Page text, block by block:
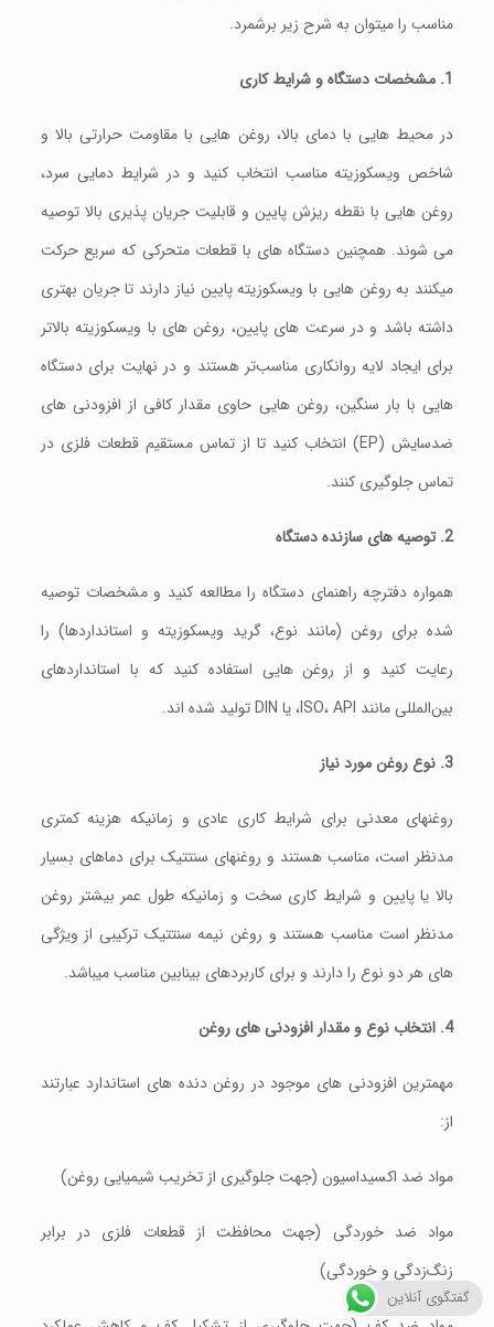
مناسب را میتوان به شرح زیر برشمرد.
1. مشخصات دستگاه و شرایط کاری
در محیط‌ هایی با دمای بالا، روغن‌ هایی با مقاومت حرارتی بالا و
شاخص ویسکوزیته مناسب انتخاب کنید و در شرایط دمایی سرد،
روغن‌ هایی با نقطه ریزش پایین و قابلیت جریان‌ پذیری بالا توصیه
می‌ شوند. همچنین دستگاه‌ های با قطعات متحرکی که سریع حرکت
میکنند به روغن‌ هایی با ویسکوزیته پایین نیاز دارند تا جریان بهتری
داشته باشد و در سرعت‌ های پایین، روغن‌ های با ویسکوزیته بالاتر
برای ایجاد لایه روانکاری مناسب‌تر هستند و در نهایت برای دستگاه‌
هایی با بار سنگین، روغن‌ هایی حاوی مقدار کافی از افزودنی‌ های
ضدسایش (EP) انتخاب کنید تا از تماس مستقیم قطعات فلزی در
تماس جلوگیری کنند.
2. توصیه‌ های سازنده دستگاه
همواره دفترچه راهنمای دستگاه را مطالعه کنید و مشخصات توصیه‌
شده برای روغن (مانند نوع، گرید ویسکوزیته و استانداردها) را
رعایت کنید و از روغن‌ هایی استفاده کنید که با استانداردهای
بین‌المللی مانند ISO، API، یا DIN تولید شده اند.
3. نوع روغن مورد نیاز
روغنهای معدنی برای شرایط کاری عادی و زمانیکه هزینه کمتری
مدنظر است، مناسب هستند و روغنهای سنتتیک برای دماهای بسیار
بالا یا پایین و شرایط کاری سخت و زمانیکه طول عمر بیشتر روغن
مدنظر است مناسب هستند و روغن نیمه‌ سنتتیک ترکیبی از ویژگی‌
های هر دو نوع را دارند و برای کاربردهای بینابین مناسب میباشد.
4. انتخاب نوع و مقدار افزودنی‌ های روغن
مهمترین افزودنی های موجود در روغن دنده های استاندارد عبارتند
از:
مواد ضد اکسیداسیون (جهت جلوگیری از تخریب شیمیایی روغن)
مواد ضد خوردگی (جهت محافظت از قطعات فلزی در برابر
زنگ‌زدگی و خوردگی)
گفتگوی آنلاین